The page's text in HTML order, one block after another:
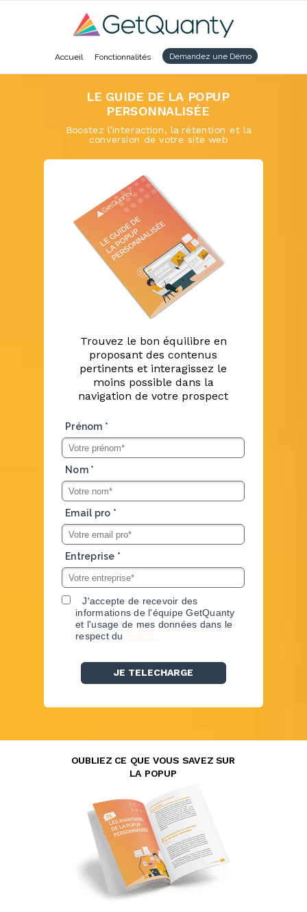
Accueil Fonctionnalités Demandez une Démo
Prénom *
Nom *
Email pro *
Entreprise *
J'accepte de recevoir des
informations de l'équipe GetQuanty
et l'usage de mes données dans le
respect du
JE TELECHARGE
Trouvez le bon équilibre en
proposant des contenus
pertinents et interagissez le
moins possible dans la
navigation de votre prospect
LE GUIDE DE LA POPUP
PERSONNALISÉE
Boostez l’interaction, la rétention et la
conversion de votre site web
OUBLIEZ CE QUE VOUS SAVEZ SUR
LA POPUP